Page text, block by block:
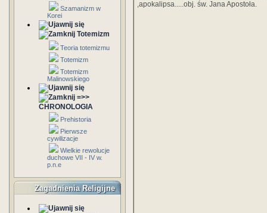
Szamanizm w
Korei
Totemizm
Teoria totemizmu
Totemizm
Totemizm
Malinowskiego
=>>
CHRONOLOGIA
Prehistoria
Pierwsze
cywilizacje
Wielkie rewolucje
duchowe VII - IV w.
p.n.e
Zagadnienia Religijne
,apokalipsa.....obj. św. Jana Apostoła.